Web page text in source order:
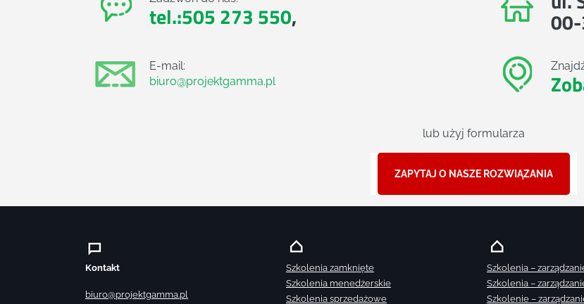
tel.:505 273 550,
E-mail:
biuro@projektgamma.pl
lub użyj formularza
ZAPYTAJ O NASZE ROZWIĄZANIA
Kontakt
biuro@projektgamma.pl
Szkolenia zamknięte
Szkolenia menedżerskie
Szkolenia sprzedażowe
Szkolenia –
Szkolenia –
Szkolenie –